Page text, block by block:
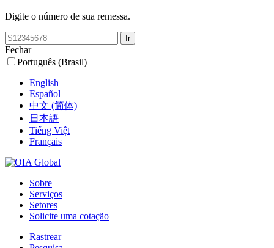
Digite o número de sua remessa.
Fechar
Português (Brasil)
English
Español
中文 (简体)
日本語
Tiếng Việt
Français
Sobre
Serviços
Setores
Solicite uma cotação
Rastrear